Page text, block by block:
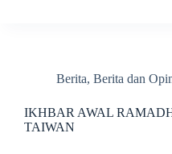
Berita, Berita dan
IKHBAR AWAL
TAIWAN